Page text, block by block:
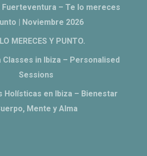
– Te lo mereces
| Noviembre 2026
MERECES Y PUNTO.
Classes in Ibiza – Personalised
Sessions
Holísticas en Ibiza – Bienestar
Mente y Alma